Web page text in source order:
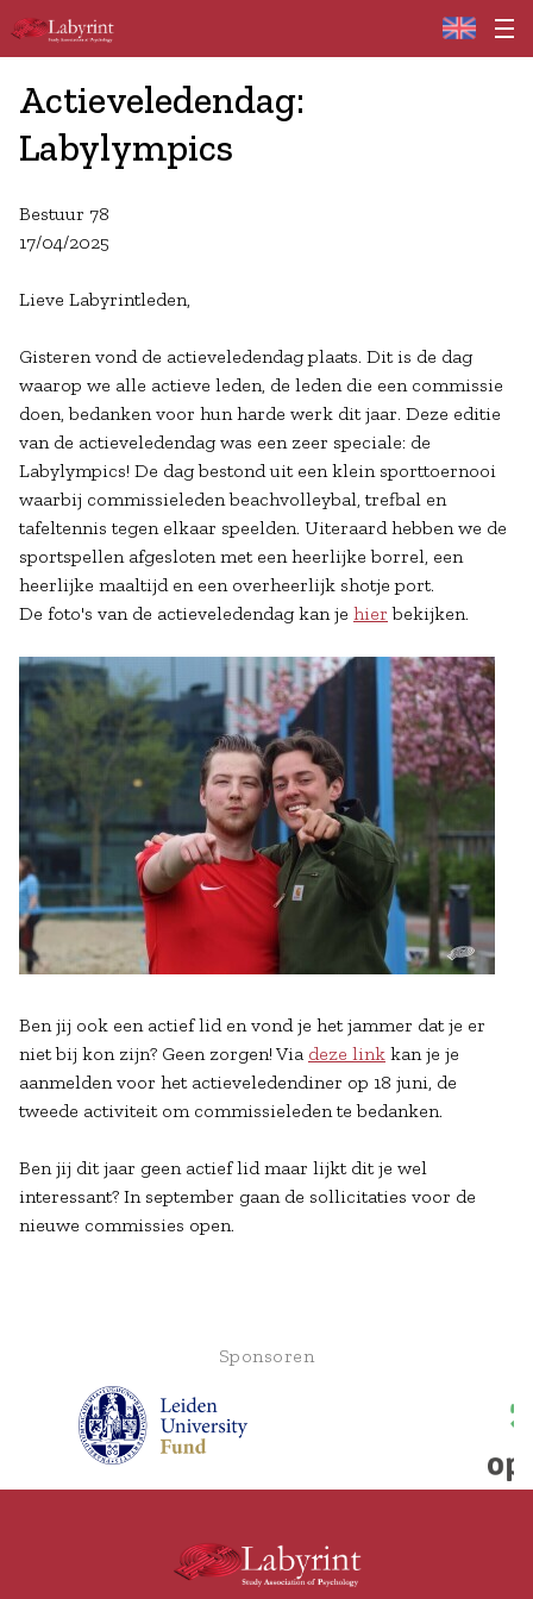
Home
Actieveledendag:
Labylympics
Bestuur 78
17/04/2025
Lieve Labyrintleden,
Gisteren vond de actieveledendag plaats. Dit is de dag
waarop we alle actieve leden, de leden die een commissie
doen, bedanken voor hun harde werk dit jaar. Deze editie
van de actieveledendag was een zeer speciale: de
Labylympics! De dag bestond uit een klein sporttoernooi
waarbij commissieleden beachvolleybal, trefbal en
tafeltennis tegen elkaar speelden. Uiteraard hebben we de
sportspellen afgesloten met een heerlijke borrel, een
heerlijke maaltijd en een overheerlijk shotje port.
De foto's van de actieveledendag kan je hier bekijken.
Ben jij ook een actief lid en vond je het jammer dat je er
niet bij kon zijn? Geen zorgen! Via deze link kan je je
aanmelden voor het actieveledendiner op 18 juni, de
tweede activiteit om commissieleden te bedanken.
Ben jij dit jaar geen actief lid maar lijkt dit je wel
interessant? In september gaan de sollicitaties voor de
nieuwe commissies open.
Sponsoren